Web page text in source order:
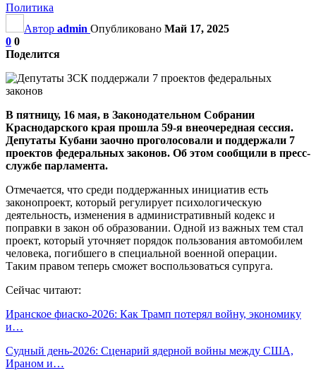
Политика
Автор admin Опубликовано Май 17, 2025
0 0
Поделится
В пятницу, 16 мая, в Законодательном Собрании
Краснодарского края прошла 59-я внеочередная сессия.
Депутаты Кубани заочно проголосовали и поддержали 7
проектов федеральных законов. Об этом сообщили в пресс-
службе парламента.
Отмечается, что среди поддержанных инициатив есть
законопроект, который регулирует психологическую
деятельность, изменения в административный кодекс и
поправки в закон об образовании. Одной из важных тем стал
проект, который уточняет порядок пользования автомобилем
человека, погибшего в специальной военной операции.
Таким правом теперь сможет воспользоваться супруга.
Сейчас читают:
Иранское фиаско-2026: Как Трамп потерял войну, экономику
и…
Судный день-2026: Сценарий ядерной войны между США,
Ираном и…